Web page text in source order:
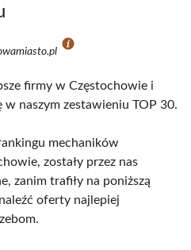
firmy w Częstochowie i
w naszym zestawieniu TOP 30.
mechaników
zostały przez nas
zanim trafiły na poniższą
oferty najlepiej